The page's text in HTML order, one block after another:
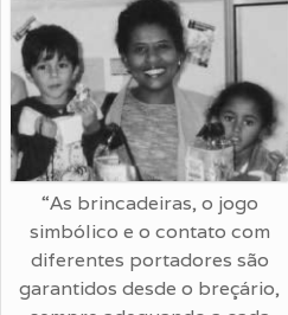
“As brincadeiras, o jogo
simbólico e o contato com
diferentes portadores são
garantidos desde o breçário,